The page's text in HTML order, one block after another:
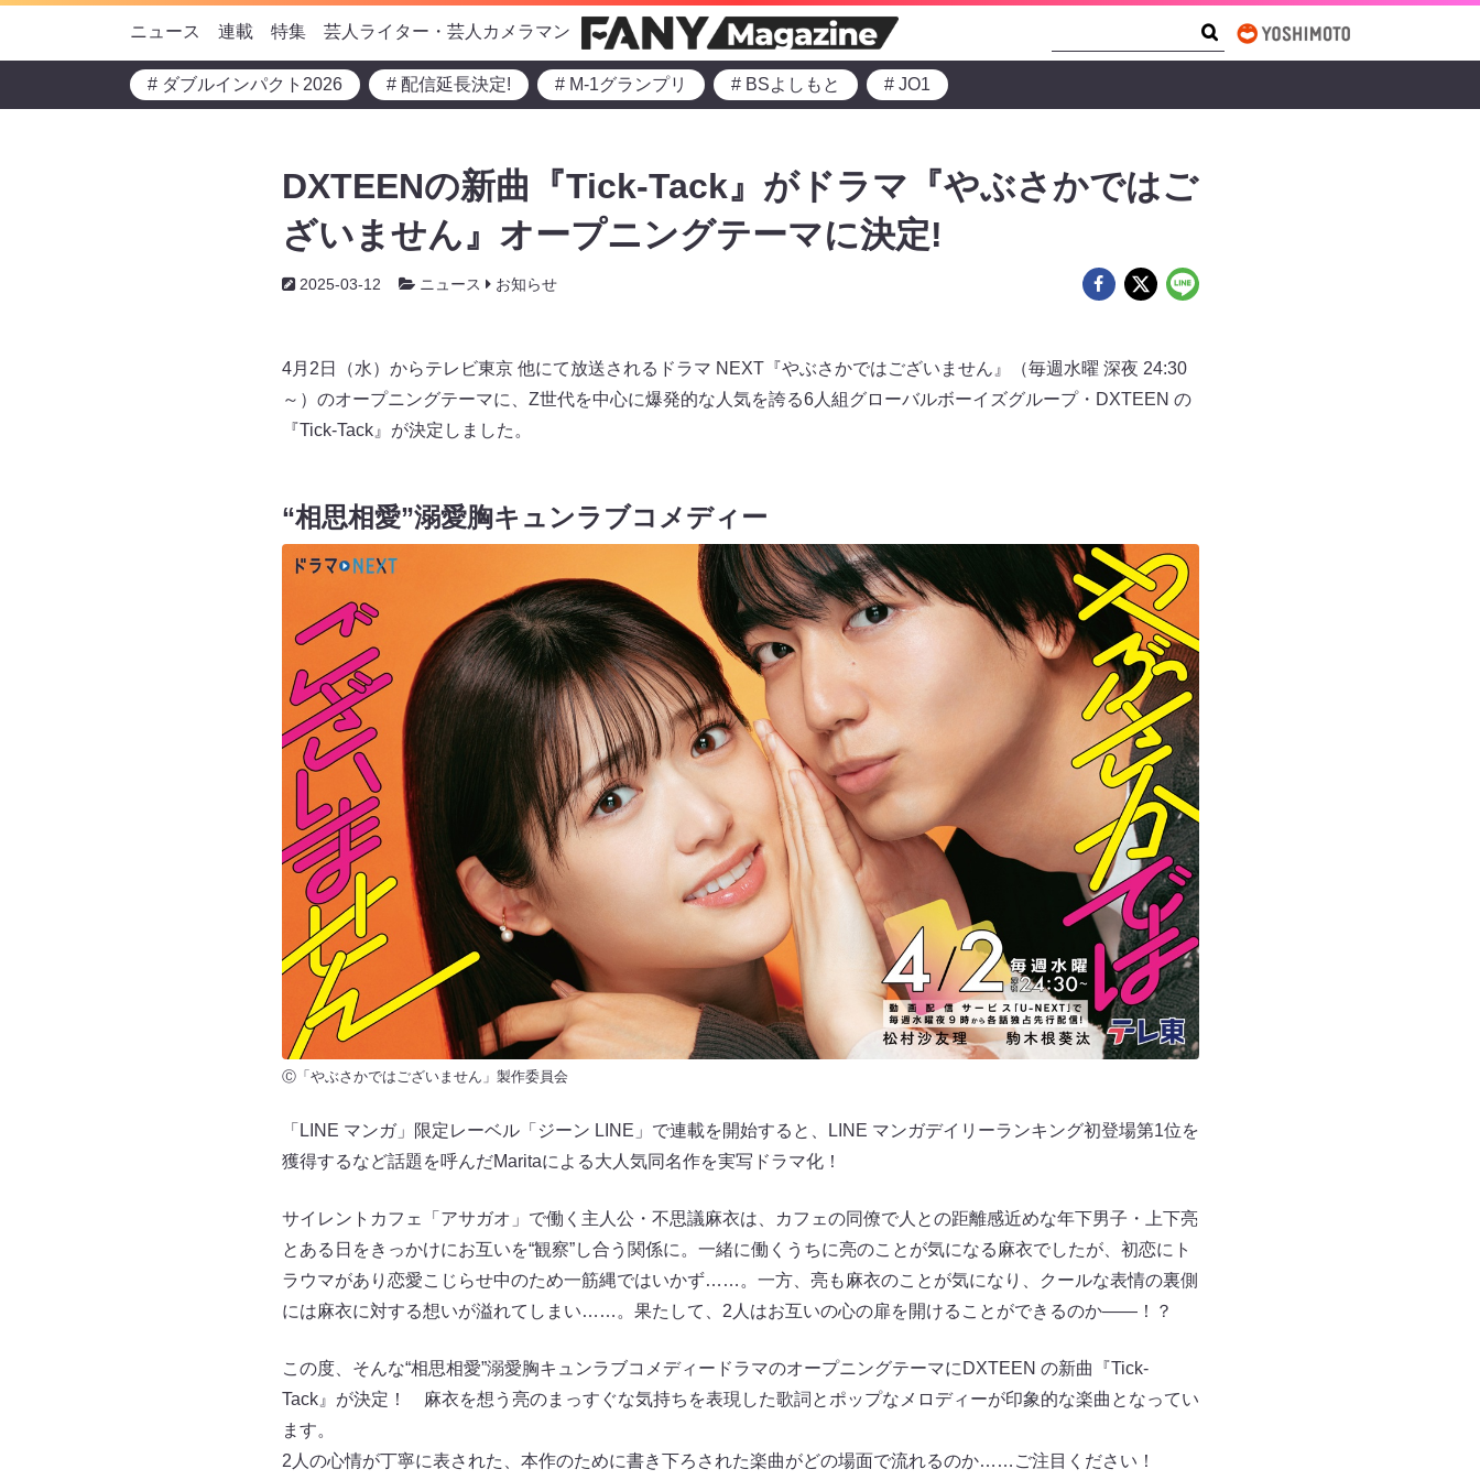
ニュース 連載 特集 芸人ライター・芸人カメラマン
# ダブルインパクト2026 # 配信延長決定! # M-1グランプリ # BSよしもと # JO1
DXTEENの新曲『Tick-Tack』がドラマ『やぶさかではご
ざいません』オープニングテーマに決定!
2025-03-12 ニュース お知らせ
4月2日（水）からテレビ東京 他にて放送されるドラマ NEXT『やぶさかではございません』（毎週水曜 深夜 24:30
～）のオープニングテーマに、Z世代を中心に爆発的な人気を誇る6人組グローバルボーイズグループ・DXTEEN の
『Tick-Tack』が決定しました。
“相思相愛”溺愛胸キュンラブコメディー
Ⓒ「やぶさかではございません」製作委員会
「LINE マンガ」限定レーベル「ジーン LINE」で連載を開始すると、LINE マンガデイリーランキング初登場第1位を
獲得するなど話題を呼んだMaritaによる大人気同名作を実写ドラマ化！
サイレントカフェ「アサガオ」で働く主人公・不思議麻衣は、カフェの同僚で人との距離感近めな年下男子・上下亮
とある日をきっかけにお互いを“観察”し合う関係に。一緒に働くうちに亮のことが気になる麻衣でしたが、初恋にト
ラウマがあり恋愛こじらせ中のため一筋縄ではいかず……。一方、亮も麻衣のことが気になり、クールな表情の裏側
には麻衣に対する想いが溢れてしまい……。果たして、2人はお互いの心の扉を開けることができるのか――！？
この度、そんな“相思相愛”溺愛胸キュンラブコメディードラマのオープニングテーマにDXTEEN の新曲『Tick-
Tack』が決定！ 麻衣を想う亮のまっすぐな気持ちを表現した歌詞とポップなメロディーが印象的な楽曲となってい
ます。
2人の心情が丁寧に表された、本作のために書き下ろされた楽曲がどの場面で流れるのか……ご注目ください！